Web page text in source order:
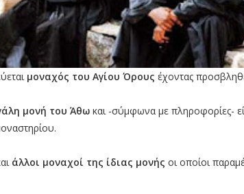
μοναχός του Αγίου Όρους έχοντας
μονή του Άθω και -σύμφωνα με πληροφορίες-
άλλοι μοναχοί της ίδιας μονής οι οποίοι